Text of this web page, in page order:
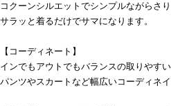
コクーンシルエットでシンプルながらさ
サラッと着るだけでサマになります。
【コーディネート】
インでもアウトでもバランスの取りやすい
パンツやスカートなど幅広いコーディネイ